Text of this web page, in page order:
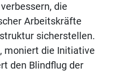
die
Arbeitskräfte
sicherstellen.
moniert die Initiative
den Blindflug der